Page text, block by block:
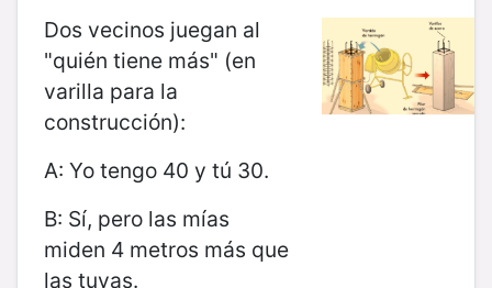
Dos vecinos juegan al
"quién tiene más" (en
varilla para la
construcción):
A: Yo tengo 40 y tú 30.
B: Sí, pero las mías
miden 4 metros más que
las tuyas.